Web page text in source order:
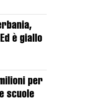
è giallo
per
scuole